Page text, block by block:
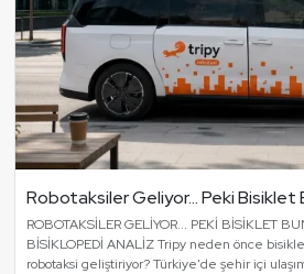
Robotaksiler Geliyor... Peki Bisiklet
ROBOTAKSİLER GELİYOR... PEKİ BİSİKLET
BİSİKLOPEDİ ANALİZ Tripy neden önce
robotaksi geliştiriyor? Türkiye'de şehir içi